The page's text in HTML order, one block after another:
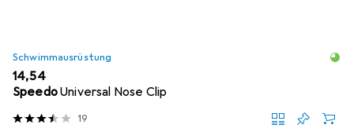
Schwimmausrüstung
EUR
14,54
SpeedoUniversal Nose Clip
19